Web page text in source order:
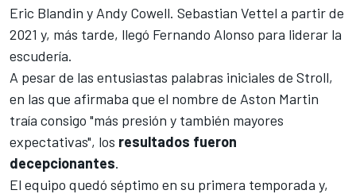
Eric Blandin y Andy Cowell. Sebastian Vettel a partir de
2021 y, más tarde, llegó Fernando Alonso para liderar la
escudería.
A pesar de las entusiastas palabras iniciales de Stroll,
en las que afirmaba que el nombre de Aston Martin
traía consigo "más presión y también mayores
expectativas", los resultados fueron
decepcionantes.
El equipo quedó séptimo en su primera temporada y,